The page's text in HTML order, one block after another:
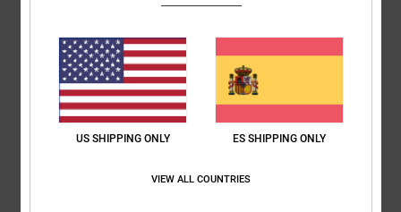
Relación calidad-precio
Talla
Demasiado pequeñoDemasiado grande
US SHIPPING ONLY ES SHIPPING ONLY
VIEW ALL COUNTRIES